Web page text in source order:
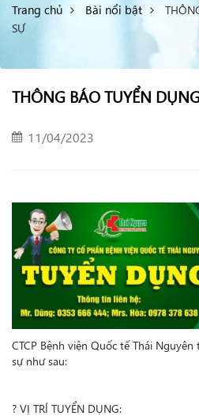
Trang chủ Bài nổi bật
SỰ
THÔNG BÁO TUYỂN
11/04/2023
CTCP Bệnh viện Quốc tế Thái
sự như sau:
? VỊ TRÍ TUYỂN DỤNG: